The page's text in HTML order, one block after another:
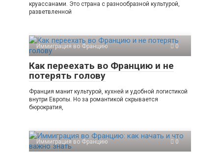
круассанами. Это страна с разнообразной культурой,
разветвленной
Иммиграция во Францию 0
Как переехать во Францию и не
потерять голову
Франция манит культурой, кухней и удобной логистикой
внутри Европы. Но за романтикой скрывается
бюрократия,
Иммиграция во Францию 0